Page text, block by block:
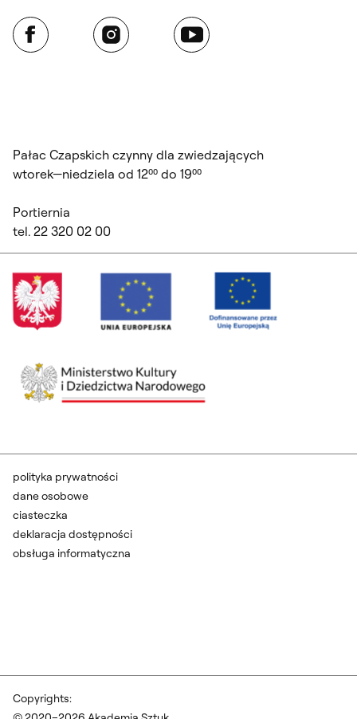
Facebook Instagram YouTube
Pałac Czapskich czynny dla zwiedzających
wtorek—niedziela od 12⁰⁰ do 19⁰⁰
Portiernia
tel. 22 320 02 00
Copyrights:
polityka prywatności
dane osobowe
ciasteczka
deklaracja dostępności
obsługa informatyczna